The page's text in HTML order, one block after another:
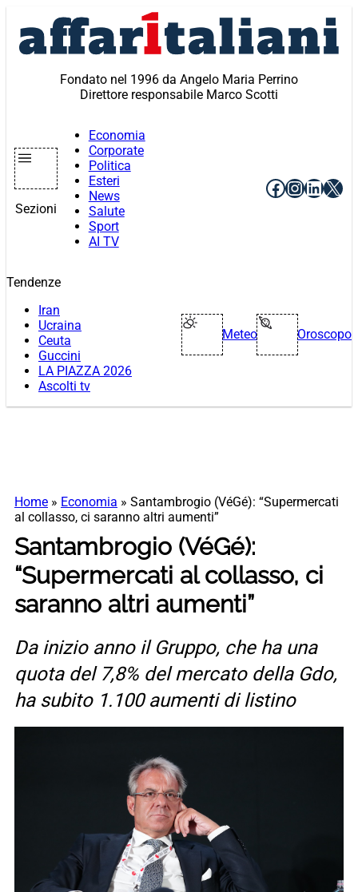
contenuto
Fondato nel 1996 da Angelo Maria Perrino
Direttore responsabile Marco Scotti
Sezioni
Economia
Corporate
Politica
Esteri
News
Salute
Sport
AI TV
Facebook
X
Tendenze
Iran
Ucraina
Ceuta
Guccini
LA PIAZZA 2026
Ascolti tv
Meteo Oroscopo
Home » Economia » Santambrogio (VéGé): “Supermercati
al collasso, ci saranno altri aumenti”
Santambrogio (VéGé):
“Supermercati al collasso, ci
saranno altri aumenti”
Da inizio anno il Gruppo, che ha una
quota del 7,8% del mercato della Gdo,
ha subito 1.100 aumenti di listino